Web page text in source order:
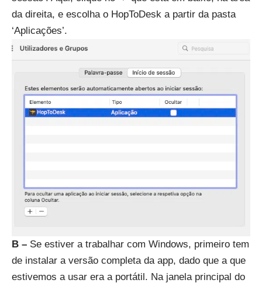
da direita, e escolha o HopToDesk a partir da pasta
‘Aplicações’.
B – Se estiver a trabalhar com Windows, primeiro tem
de instalar a versão completa da app, dado que a que
estivemos a usar era a portátil. Na janela principal do